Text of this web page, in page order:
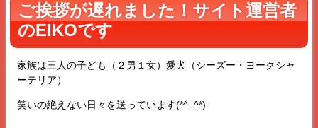
ご挨拶が遅れました！サイト運営者
のEIKOです
家族は三人の子ども（２男１女）愛犬（シーズー・ヨークシャ
ーテリア）
笑いの絶えない日々を送っています(*^_^*)